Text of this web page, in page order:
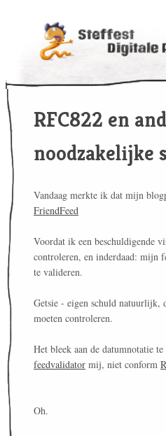
RFC822 en
noodzakelijke
Vandaag merkte ik dat mijn
FriendFeed
Voordat ik een beschuldigende
controleren, en inderdaad: mijn
te valideren.
Getsie - eigen schuld natuurlijk,
moeten controleren.
Het bleek aan de datumnotatie
feedvalidator mij, niet conform
Oh.